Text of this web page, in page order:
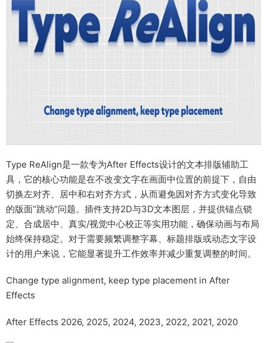
Type ReAlign是一款专为After Effects设计的文本排版辅助工
具，它的核心功能是在不改变文字在画面中位置的前提下，自由
切换左对齐、居中和右对齐方式，从而避免因对齐方式变化导致
的版面“跳动”问题。插件支持2D与3D文本图层，并提供锚点锁
定、合成居中、真实/视觉中心校正等实用功能，确保动画与布局
始终保持稳定。对于需要频繁调整字幕、标题排版或动态文字设
计的用户来说，它能显著提升工作效率并减少重复调整的时间。
Change type alignment, keep type placement in After
Effects
After Effects 2026, 2025, 2024, 2023, 2022, 2021, 2020